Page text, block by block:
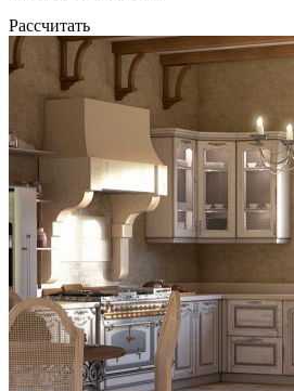
Рассчитать